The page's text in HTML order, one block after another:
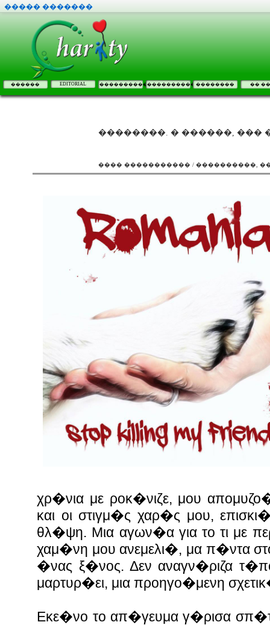
����� �������
������ EDITORIAL �������������������� �������� ��
��������. � ������, ���
���� ����������� / ����������,
χρ�νια με ροκ�νιζε, μου
και οι στιγμ�ς χαρ�ς μου,
θλ�ψη. Μια αγων�α για το τι με
χαμ�νη μου ανεμελι�, μα π�ντα
�νας ξ�νος. Δεν αναγν�ριζα
μαρτυρ�ει, μια προηγο�μενη
Εκε�νο το απ�γευμα γ�ρισα